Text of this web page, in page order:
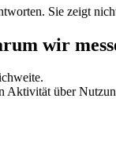
Sie zeigt
wir
über